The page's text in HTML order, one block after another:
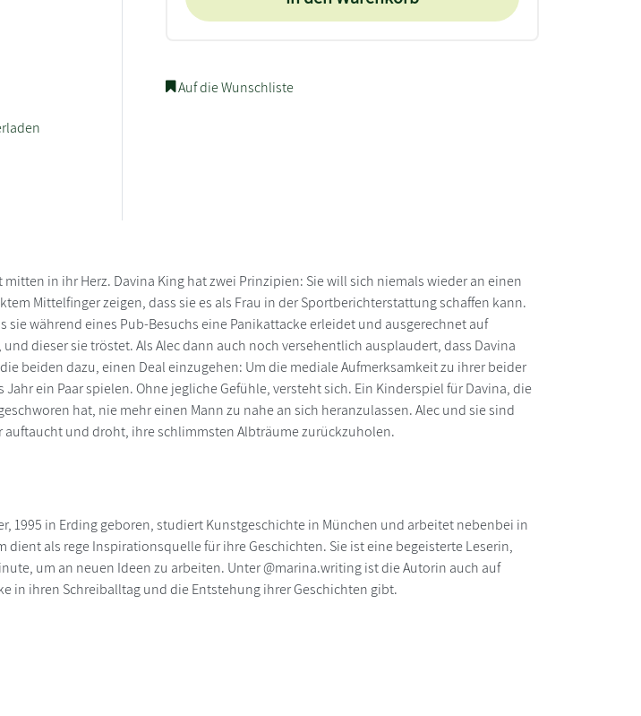
Auf die Wunschliste
in ihr Herz. Davina King hat zwei Prinzipien: Sie will sich niemals wieder an einen
Mittelfinger zeigen, dass sie es als Frau in der Sportberichterstattung schaffen kann.
sie während eines Pub-Besuchs eine Panikattacke erleidet und ausgerechnet auf
dieser sie tröstet. Als Alec dann auch noch versehentlich ausplaudert, dass Davina
beiden dazu, einen Deal einzugehen: Um die mediale Aufmerksamkeit zu ihrer beider
ein Paar spielen. Ohne jegliche Gefühle, versteht sich. Ein Kinderspiel für Davina, die
hat, nie mehr einen Mann zu nahe an sich heranzulassen. Alec und sie sind
auftaucht und droht, ihre schlimmsten Albträume zurückzuholen.
1995 in Erding geboren, studiert Kunstgeschichte in München und arbeitet nebenbei in
als rege Inspirationsquelle für ihre Geschichten. Sie ist eine begeisterte Leserin,
um an neuen Ideen zu arbeiten. Unter @marina.writing ist die Autorin auch auf
in ihren Schreiballtag und die Entstehung ihrer Geschichten gibt.